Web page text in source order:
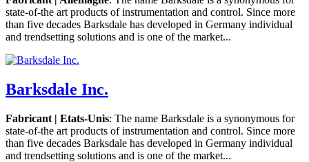
state-of-the art products of instrumentation and control. Since more
than five decades Barksdale has developed in Germany individual
and trendsetting solutions and is one of the market...
Barksdale Inc.
Fabricant | Etats-Unis: The name Barksdale is a synonymous for
state-of-the art products of instrumentation and control. Since more
than five decades Barksdale has developed in Germany individual
and trendsetting solutions and is one of the market...